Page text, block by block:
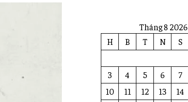
Tháng 8 2026
H
B T N S
3
4 5 6 7
10
11 12 13 14